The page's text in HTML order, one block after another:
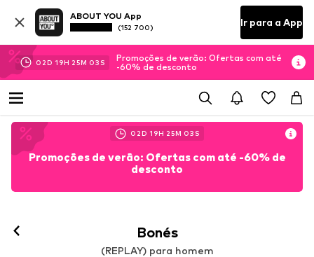
ABOUT YOU App
(152 700) Ir para a App
02D 19H 25M 02 S
Promoções de verão: Ofertas com até
-60% de desconto
02D 19H 25M 02 S
Promoções de verão: Ofertas com até -60% de
desconto
Bonés
(REPLAY) para homem